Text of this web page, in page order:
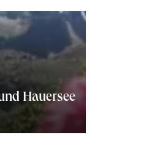
Hauersee